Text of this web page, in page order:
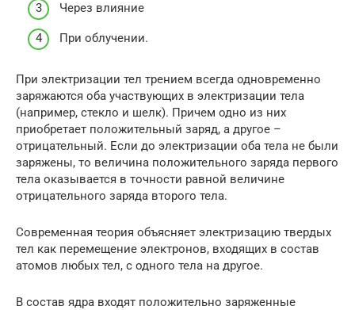
Через влияние
При облучении.
При электризации тел трением всегда одновременно
заряжаются оба участвующих в электризации тела
(например, стекло и шелк). Причем одно из них
приобретает положительный заряд, а другое –
отрицательный. Если до электризации оба тела не были
заряжены, то величина положительного заряда первого
тела оказывается в точности равной величине
отрицательного заряда второго тела.
Современная теория объясняет электризацию твердых
тел как перемещение электронов, входящих в состав
атомов любых тел, с одного тела на другое.
В состав ядра входят положительно заряженные